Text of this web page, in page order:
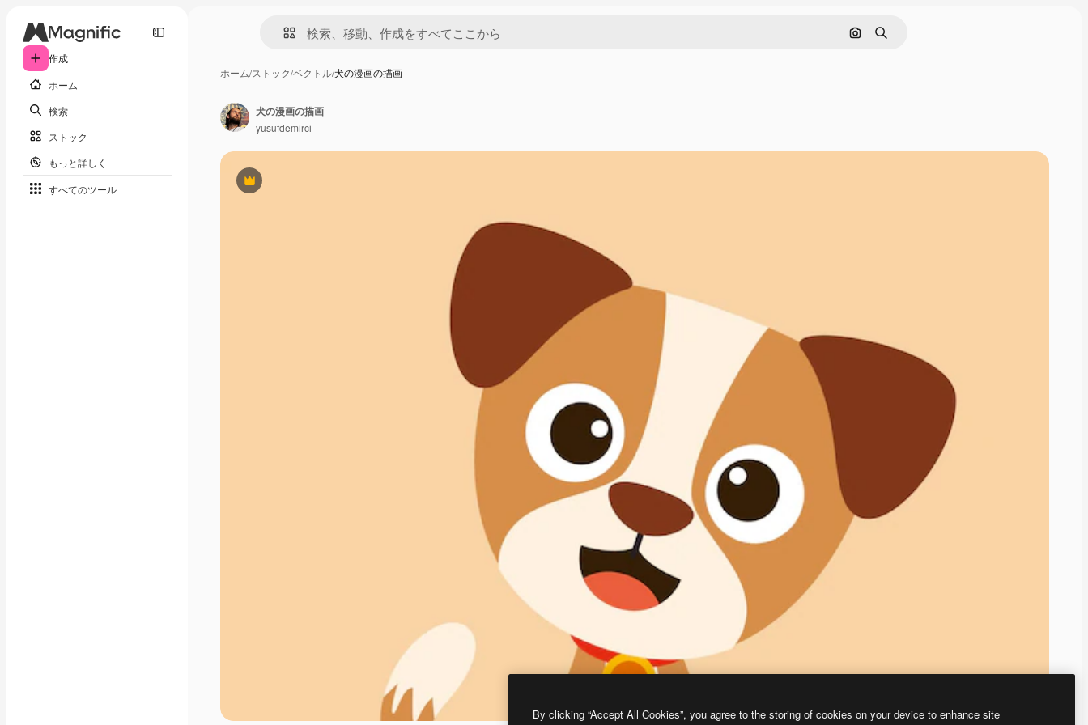
作成
ホーム
検索
ストック
もっと詳しく
すべてのツール
画像で検索
検索
ホーム/ストック/ベクトル/犬の漫画の描画
Premium
犬の漫画の描画
yusufdemirci
By clicking “Accept All Cookies”, you agree to the storing of cookies on your device to enhance site